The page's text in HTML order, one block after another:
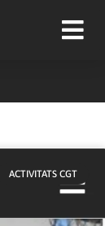
ACTIVITATS CGT